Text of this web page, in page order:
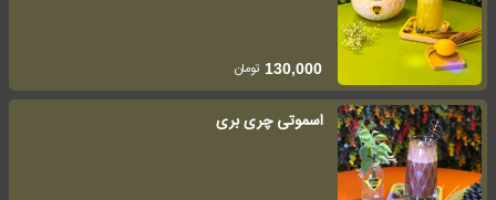
130,000 تومان
اسموتی چری بری